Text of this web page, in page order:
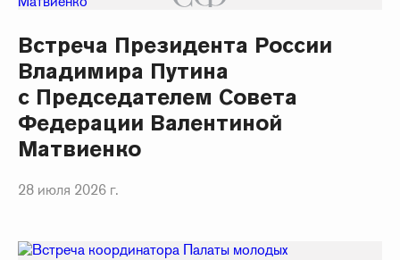
Встреча Президента России
Владимира Путина
с Председателем Совета
Федерации Валентиной
Матвиенко
28 июля 2026 г.